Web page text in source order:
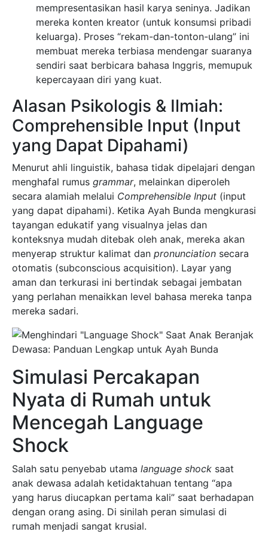
mempresentasikan hasil karya seninya. Jadikan
mereka konten kreator (untuk konsumsi pribadi
keluarga). Proses “rekam-dan-tonton-ulang” ini
membuat mereka terbiasa mendengar suaranya
sendiri saat berbicara bahasa Inggris, memupuk
kepercayaan diri yang kuat.
Alasan Psikologis & Ilmiah:
Comprehensible Input (Input
yang Dapat Dipahami)
Menurut ahli linguistik, bahasa tidak dipelajari dengan
menghafal rumus grammar, melainkan diperoleh
secara alamiah melalui Comprehensible Input (input
yang dapat dipahami). Ketika Ayah Bunda mengkurasi
tayangan edukatif yang visualnya jelas dan
konteksnya mudah ditebak oleh anak, mereka akan
menyerap struktur kalimat dan pronunciation secara
otomatis (subconscious acquisition). Layar yang
aman dan terkurasi ini bertindak sebagai jembatan
yang perlahan menaikkan level bahasa mereka tanpa
mereka sadari.
Simulasi Percakapan
Nyata di Rumah untuk
Mencegah Language
Shock
Salah satu penyebab utama language shock saat
anak dewasa adalah ketidaktahuan tentang “apa
yang harus diucapkan pertama kali” saat berhadapan
dengan orang asing. Di sinilah peran simulasi di
rumah menjadi sangat krusial.